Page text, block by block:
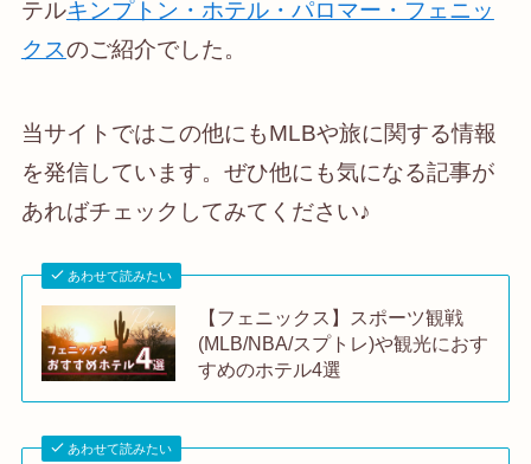
テルキンプトン・ホテル・パロマー・フェニッ
クスのご紹介でした。
当サイトではこの他にもMLBや旅に関する情報
を発信しています。ぜひ他にも気になる記事が
あればチェックしてみてください♪
あわせて読みたい
【フェニックス】スポーツ観戦
(MLB/NBA/スプトレ)や観光におす
すめのホテル4選
あわせて読みたい